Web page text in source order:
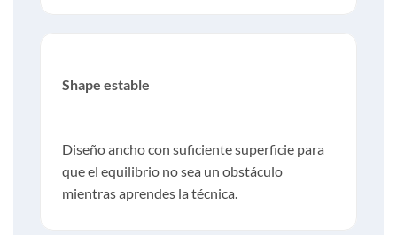
Shape estable
Diseño ancho con suficiente superficie para
que el equilibrio no sea un obstáculo
mientras aprendes la técnica.